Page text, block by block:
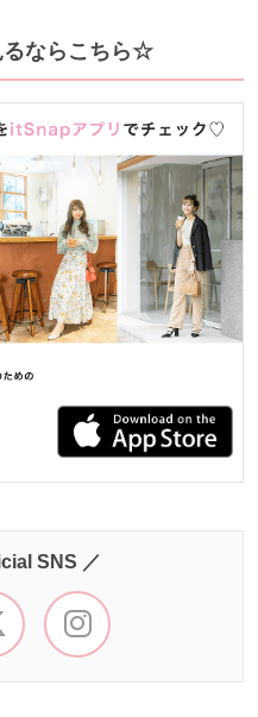
るならこちら☆
SNS ／